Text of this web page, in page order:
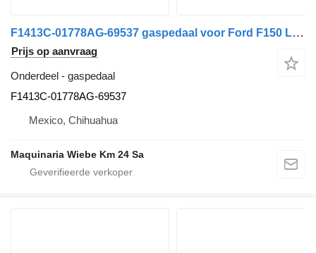
F1413C-01778AG-69537 gaspedaal voor Ford F150 LARIAT auto
Prijs op aanvraag
Onderdeel - gaspedaal
F1413C-01778AG-69537
Mexico, Chihuahua
Maquinaria Wiebe Km 24 Sa